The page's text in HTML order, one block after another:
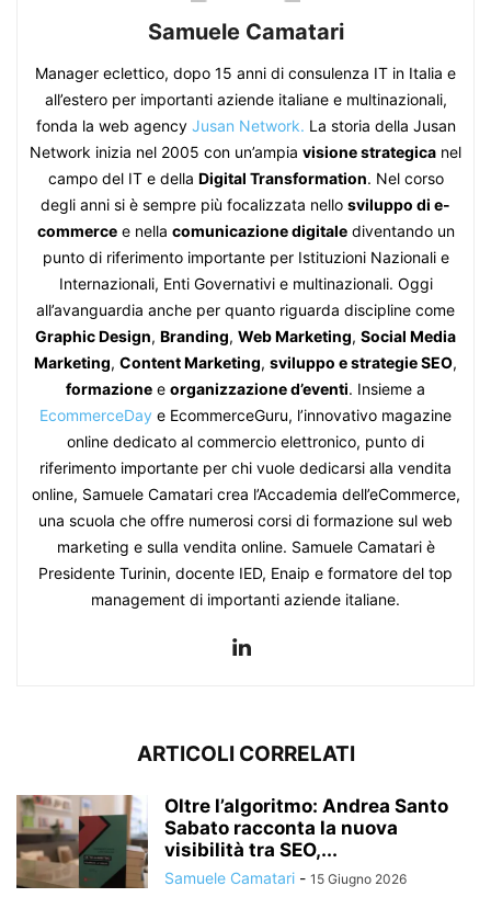
Samuele Camatari
Manager eclettico, dopo 15 anni di consulenza IT in Italia e
all’estero per importanti aziende italiane e multinazionali,
fonda la web agency Jusan Network. La storia della Jusan
Network inizia nel 2005 con un’ampia visione strategica nel
campo del IT e della Digital Transformation. Nel corso
degli anni si è sempre più focalizzata nello sviluppo di e-
commercee nella comunicazione digitalediventando un
punto di riferimento importante per Istituzioni Nazionali e
Internazionali, Enti Governativi e multinazionali. Oggi
all’avanguardia anche per quanto riguarda discipline come
Graphic Design, Branding, Web Marketing, Social Media
Marketing, Content Marketing, sviluppo e strategie SEO,
formazione e organizzazione d’eventi. Insieme a
EcommerceDay e EcommerceGuru, l’innovativo magazine
online dedicato al commercio elettronico, punto di
riferimento importante per chi vuole dedicarsi alla vendita
online, Samuele Camatari crea l’Accademia dell’eCommerce,
una scuola che offre numerosi corsi di formazione sul web
marketing e sulla vendita online. Samuele Camatari è
Presidente Turinin, docente IED, Enaip e formatore del top
management di importanti aziende italiane.
ARTICOLI CORRELATI
Oltre l’algoritmo: Andrea Santo
Sabato racconta la nuova
visibilità tra SEO,...
Samuele Camatari - 15 Giugno 2026